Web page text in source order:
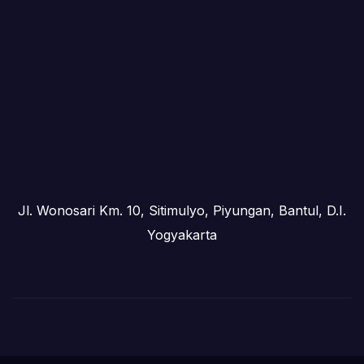
Jl. Wonosari Km. 10, Sitimulyo, Piyungan, Bantul, D.I.
Yogyakarta